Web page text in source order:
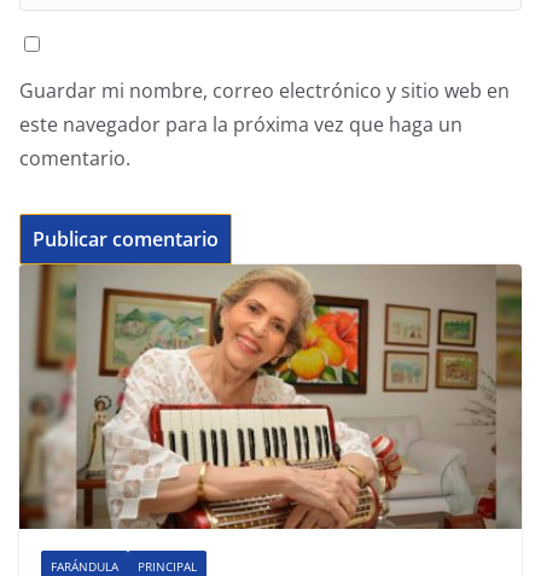
Guardar mi nombre, correo electrónico y sitio web en
este navegador para la próxima vez que haga un
comentario.
FARÁNDULA PRINCIPAL